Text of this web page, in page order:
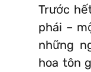
Trước
phái –
những
hoa tôn